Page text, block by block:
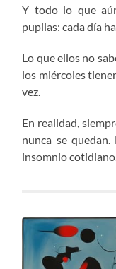
Y todo lo que
pupilas: cada día
Lo que ellos no
los miércoles
vez.
En realidad,
nunca se
insomnio